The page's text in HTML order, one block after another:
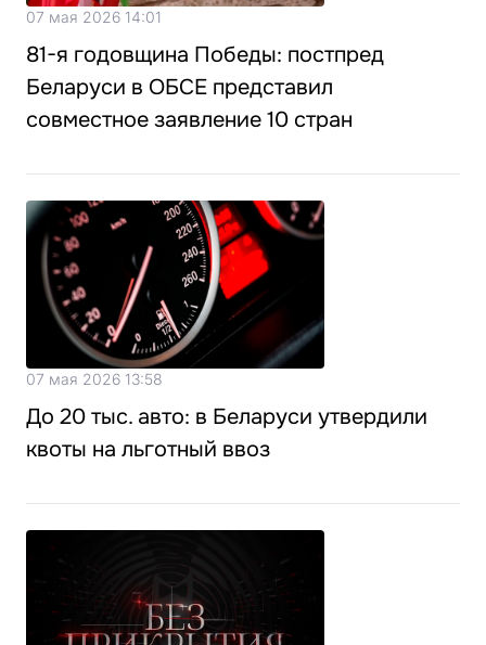
07 мая 2026 14:01
81-я годовщина Победы: постпред
Беларуси в ОБСЕ представил
совместное заявление 10 стран
07 мая 2026 13:58
До 20 тыс. авто: в Беларуси утвердили
квоты на льготный ввоз